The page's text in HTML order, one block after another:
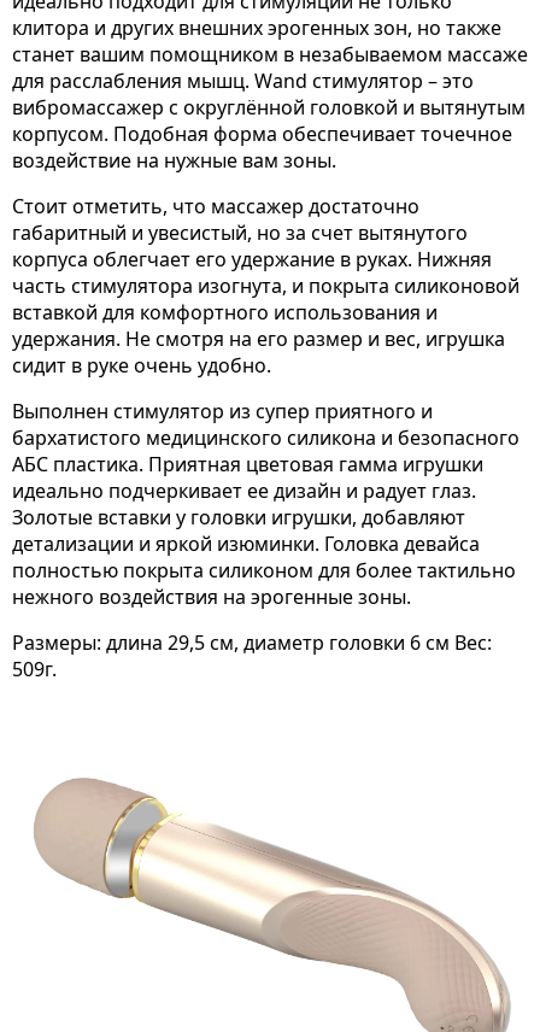
клитора и других внешних эрогенных зон, но также
станет вашим помощником в незабываемом массаже
для расслабления мышц. Wand стимулятор – это
вибромассажер с округлённой головкой и вытянутым
корпусом. Подобная форма обеспечивает точечное
воздействие на нужные вам зоны.
Стоит отметить, что массажер достаточно
габаритный и увесистый, но за счет вытянутого
корпуса облегчает его удержание в руках. Нижняя
часть стимулятора изогнута, и покрыта силиконовой
вставкой для комфортного использования и
удержания. Не смотря на его размер и вес, игрушка
сидит в руке очень удобно.
Выполнен стимулятор из супер приятного и
бархатистого медицинского силикона и безопасного
АБС пластика. Приятная цветовая гамма игрушки
идеально подчеркивает ее дизайн и радует глаз.
Золотые вставки у головки игрушки, добавляют
детализации и яркой изюминки. Головка девайса
полностью покрыта силиконом для более тактильно
нежного воздействия на эрогенные зоны.
Размеры: длина 29,5 см, диаметр головки 6 см Вес:
509г.